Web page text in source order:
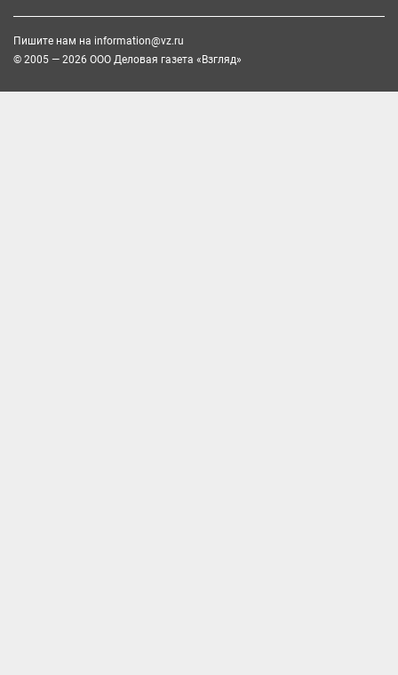
Пишите нам на information@vz.ru
© 2005 — 2026 ООО Деловая газета «Взгляд»